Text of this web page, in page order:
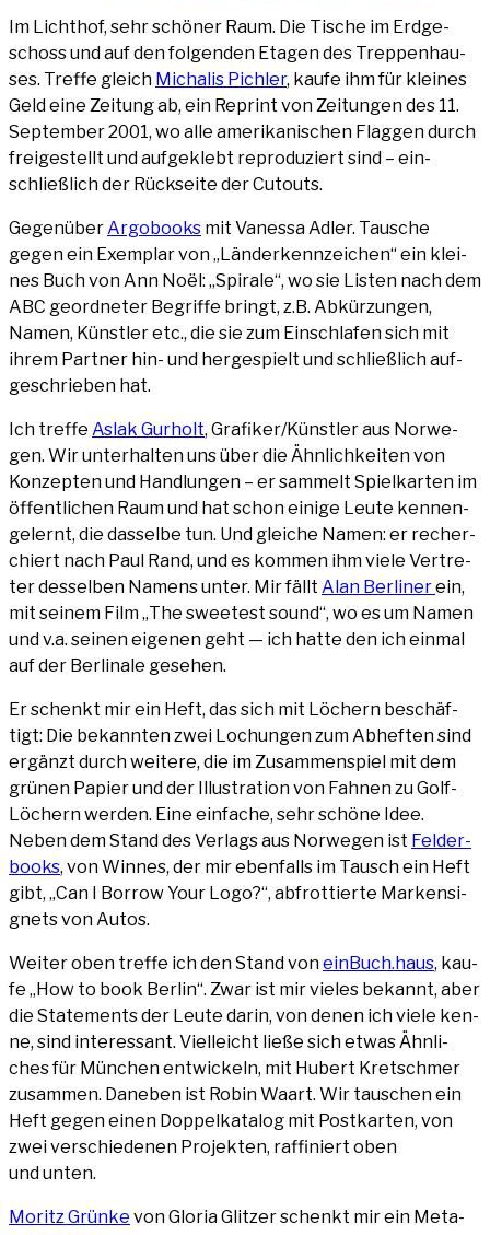
Im Licht­hof, sehr schö­ner Raum. Die Tische im Erd­ge­
schoss und auf den fol­gen­den Eta­gen des Trep­pen­hau­
ses. Tref­fe gleich Mich­a­lis Pich­ler, kau­fe ihm für klei­nes
Geld eine Zei­tung ab, ein Reprint von Zei­tun­gen des 11.
Sep­tem­ber 2001, wo alle ame­ri­ka­ni­schen Flag­gen durch
frei­ge­stellt und auf­ge­klebt repro­du­ziert sind – ein­
schließ­lich der Rück­sei­te der Cutouts.
Gegen­überArg­o­books mit Vanes­sa Adler. Tau­sche
gegen ein Exem­plar von „Län­der­kenn­zei­chen“ ein klei­
nes Buch von Ann Noël: „Spi­ra­le“, wo sie Lis­ten nach dem
ABC geord­ne­ter Begrif­fe bringt, z.B. Abkür­zun­gen,
Namen, Künst­ler etc., die sie zum Ein­schla­fen sich mit
ihrem Part­ner hin- und her­ge­spielt und schließ­lich auf­
ge­schrie­ben hat.
Ich tref­fe Aslak Gur­holt, Grafiker/Künstler aus Nor­we­
gen. Wir unter­hal­ten uns über die Ähn­lich­kei­ten von
Kon­zep­ten und Hand­lun­gen – er sam­melt Spiel­kar­ten im
öffent­li­chen Raum und hat schon eini­ge Leu­te ken­nen­
ge­lernt, die das­sel­be tun. Und glei­che Namen: er recher­
chiert nach Paul Rand, und es kom­men ihm vie­le Ver­tre­
ter des­sel­ben Namens unter. Mir fällt Alan Ber­li­nerein,
mit sei­nem Film „The swee­test sound“, wo es um Namen
und v.a. sei­nen eige­nen geht — ich hat­te den ich ein­mal
auf der Ber­li­na­le gesehen.
Er schenkt mir ein Heft, das sich mit Löchern beschäf­
tigt: Die bekann­ten zwei Lochun­gen zum Abhef­ten sind
ergänzt durch wei­te­re, die im Zusam­men­spiel mit dem
grü­nen Papier und der Illus­tra­ti­on von Fah­nen zu Golf-
Löchern wer­den. Eine ein­fa­che, sehr schö­ne Idee.
Neben dem Stand des Ver­lags aus Nor­we­gen ist Fel­der­
books, von Win­nes, der mir eben­falls im Tausch ein Heft
gibt, „Can I Bor­row Your Logo?“, abfrot­tier­te Mar­ken­si­
gnets von Autos.
Wei­ter oben tref­fe ich den Stand vonein​Buch​.haus, kau­
fe „How to book Ber­lin“. Zwar ist mir vie­les bekannt, aber
die State­ments der Leu­te dar­in, von denen ich vie­le ken­
ne, sind inter­es­sant. Viel­leicht lie­ße sich etwas Ähn­li­
ches für Mün­chen ent­wi­ckeln, mit Hubert Kret­schmer
zusam­men. Dane­ben ist Robin Waart. Wir tau­schen ein
Heft gegen einen Dop­pel­ka­ta­log mit Post­kar­ten, von
zwei ver­schie­de­nen Pro­jek­ten, raf­fi­niert oben
und unten.
Moritz Grün­ke von Glo­ria Glit­zer schenkt mir ein Meta-